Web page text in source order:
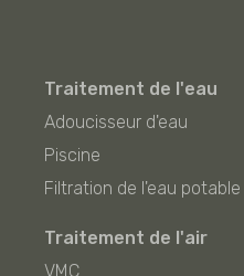
Traitement de l'eau
Adoucisseur d'eau
Piscine
Filtration de l'eau potable
Traitement de l'air
VMC